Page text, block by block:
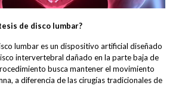
de disco lumbar?
lumbar es un dispositivo artificial diseñado
intervertebral dañado en la parte baja de
busca mantener el movimiento
a diferencia de las cirugías tradicionales de